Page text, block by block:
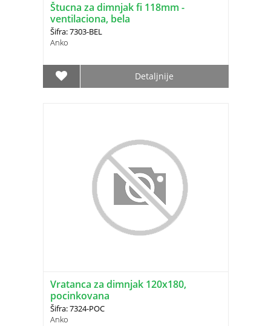
Štucna za dimnjak fi 118mm -
ventilaciona, bela
Šifra: 7303-BEL
Anko
Detaljnije
Vratanca za dimnjak 120x180,
pocinkovana
Šifra: 7324-POC
Anko